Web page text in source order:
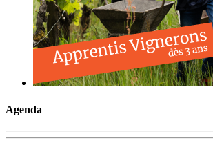
Agenda